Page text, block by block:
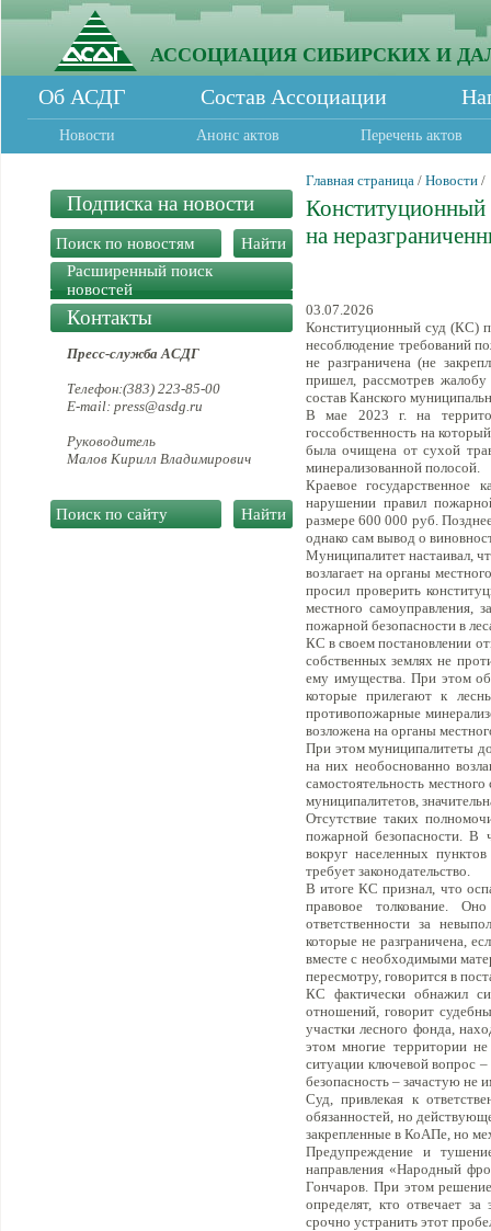
АССОЦИАЦИЯ СИБИРСКИХ И
Об АСДГ Состав Ассоциации
Новости Анонс актов Перечень актов
Подписка на новости
Расширенный поиск
новостей
Контакты
Пресс-служба АСДГ
Телефон:(383) 223-85-00
E-mail: press@asdg.ru
Руководитель
Малов Кирилл Владимирович
Главная страница / Новости /
Конституционный
на
03.07.2026
Конституционный суд (КС)
несоблюдение требований
не разграничена (не
пришел, рассмотрев
состав Канского
В мае 2023 г. на
госсобственность на
была очищена от сухой
минерализованной полосой.
Краевое государственное
нарушении правил
размере 600 000 руб.
однако сам вывод о
Муниципалитет настаивал,
возлагает на органы
просил проверить
местного самоуправления,
пожарной безопасности в
КС в своем постановлении
собственных землях не
ему имущества. При этом
которые прилегают к
противопожарные
возложена на органы
При этом муниципалитеты
на них необоснованно
самостоятельность
муниципалитетов,
Отсутствие таких
пожарной безопасности. В
вокруг населенных
требует законодательство.
В итоге КС признал, что
правовое толкование.
ответственности за
которые не разграничена,
вместе с необходимыми
пересмотру, говорится в
КС фактически обнажил
отношений, говорит
участки лесного фонда,
этом многие территории
ситуации ключевой вопрос
безопасность – зачастую не
Суд, привлекая к
обязанностей, но
закрепленные в КоАПе, но
Предупреждение и
направления «Народный
Гончаров. При этом
определят, кто отвечает
срочно устранить этот